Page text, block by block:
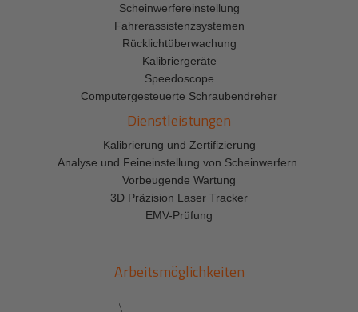
Scheinwerfereinstellung
Fahrerassistenzsystemen
Rücklichtüberwachung
Kalibriergeräte
Speedoscope
Computergesteuerte Schraubendreher
Dienstleistungen
Kalibrierung und Zertifizierung
Analyse und Feineinstellung von Scheinwerfern.
Vorbeugende Wartung
3D Präzision Laser Tracker
EMV-Prüfung
Arbeitsmöglichkeiten